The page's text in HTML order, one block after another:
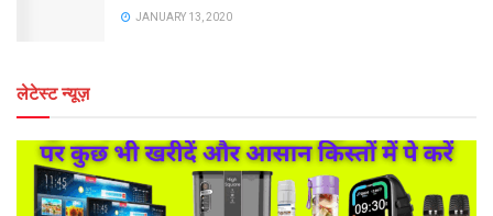
JANUARY 13, 2020
लेटेस्ट न्यूज़